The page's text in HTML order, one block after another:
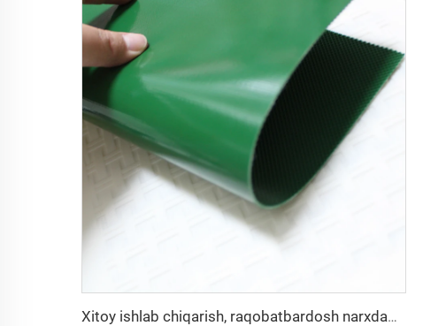
Xitoy ishlab chiqarish, raqobatbardosh narxdagi PVC transportyor lenta